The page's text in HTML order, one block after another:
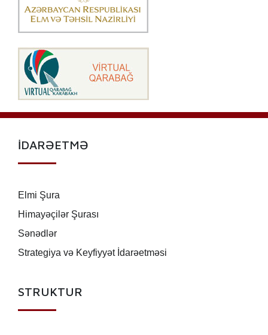
İDARƏETMƏ
Elmi Şura
Himayəçilər Şurası
Sənədlər
Strategiya və Keyfiyyət İdarəetməsi
STRUKTUR